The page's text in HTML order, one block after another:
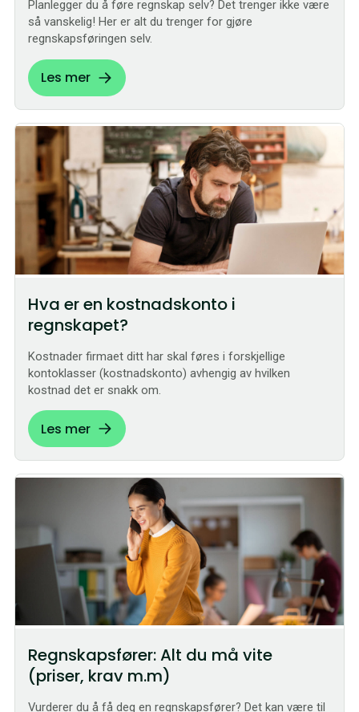
Planlegger du å føre regnskap selv? Det trenger ikke være
så vanskelig! Her er alt du trenger for gjøre
regnskapsføringen selv.
Les mer
Hva er en kostnadskonto i
regnskapet?
Kostnader firmaet ditt har skal føres i forskjellige
kontoklasser (kostnadskonto) avhengig av hvilken
kostnad det er snakk om.
Les mer
Regnskapsfører: Alt du må vite
(priser, krav m.m)
Vurderer du å få deg en regnskapsfører? Det kan være til